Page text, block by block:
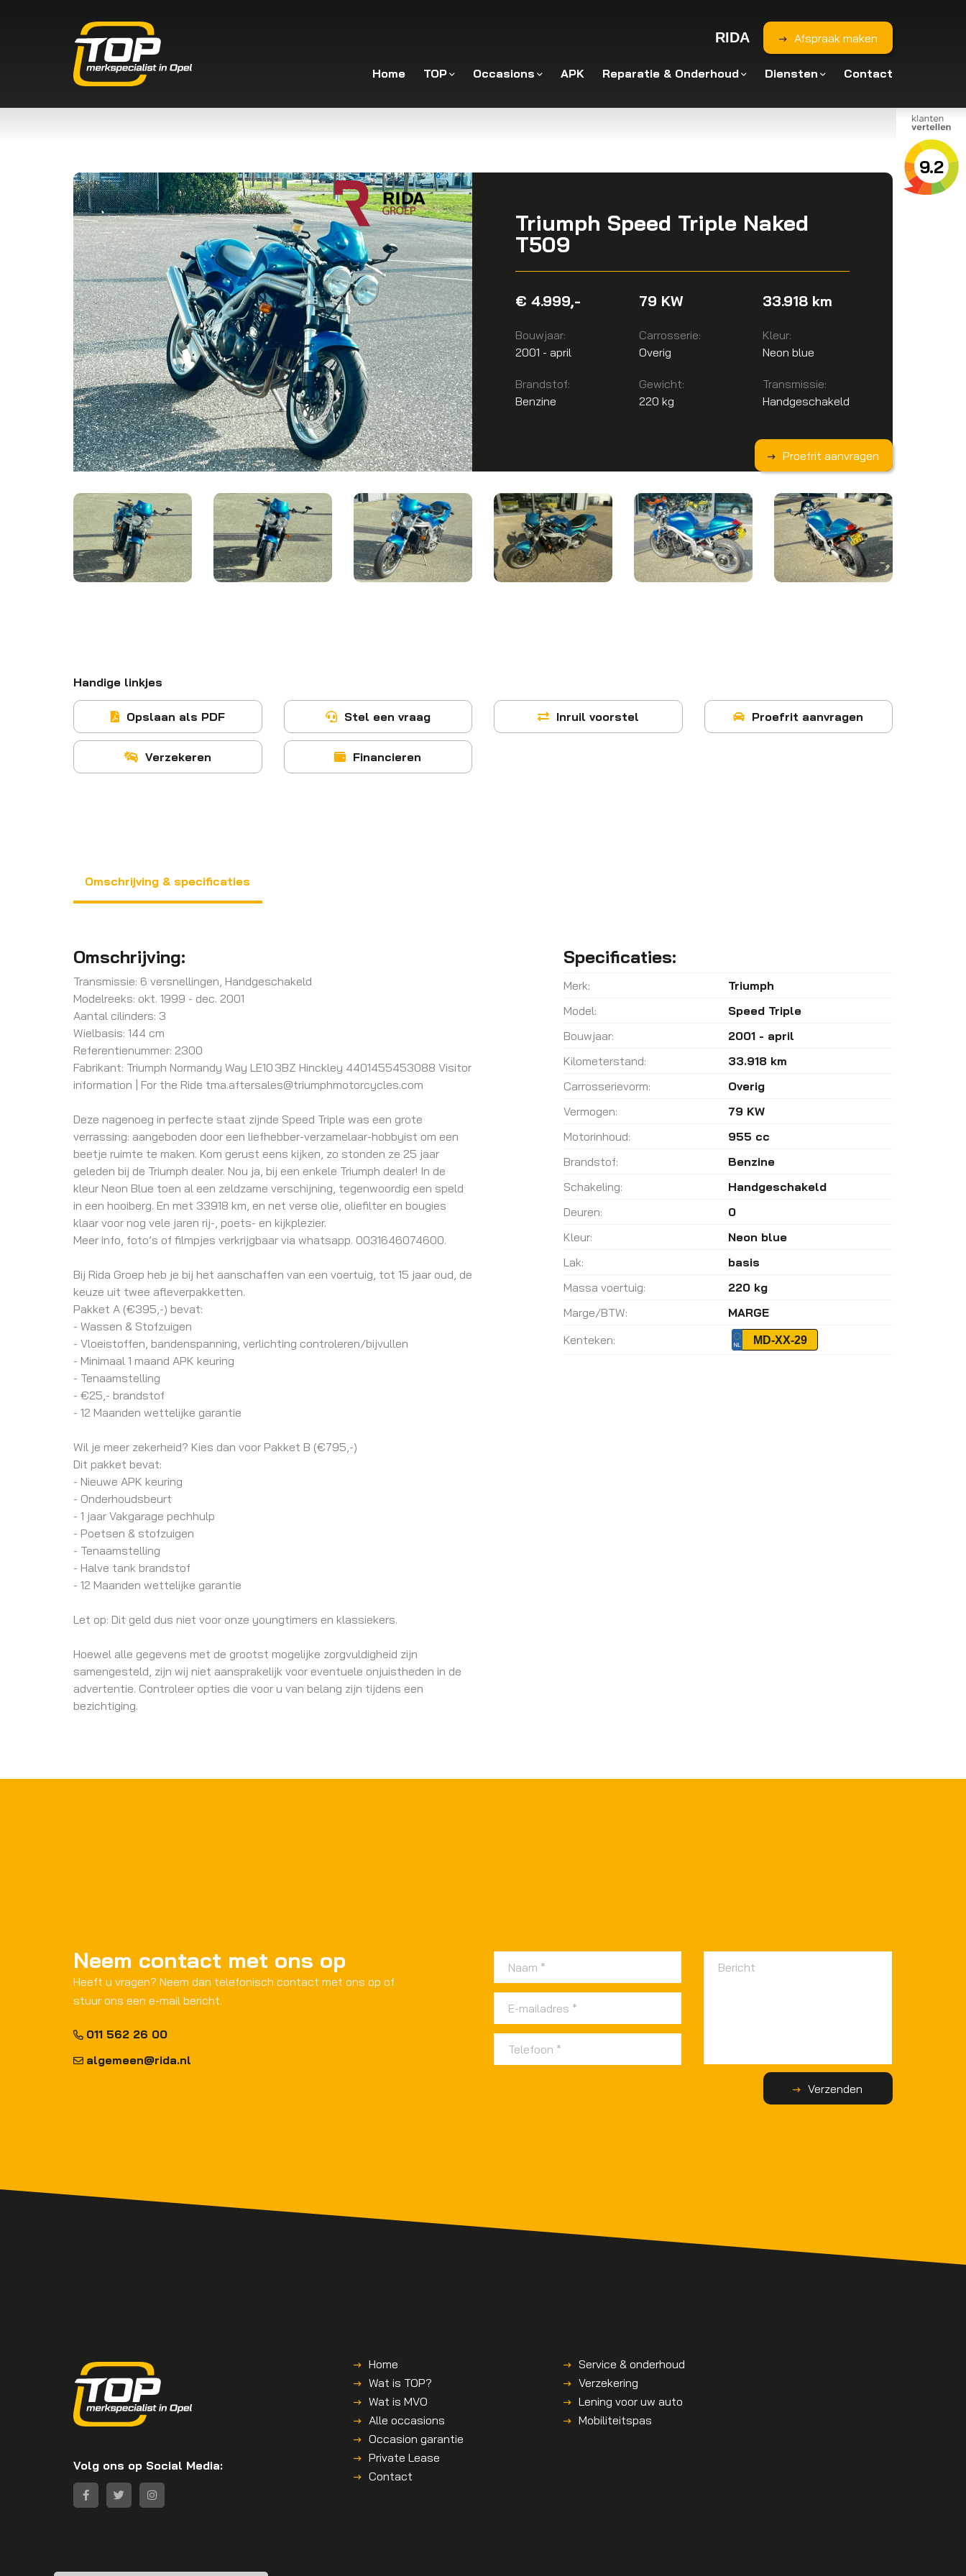
RIDA Afspraak maken
Home TOP Occasions APK Reparatie & Onderhoud Diensten Contact
9.2
Triumph Speed Triple Naked
T509
€ 4.999,- 79 KW 33.918 km
Bouwjaar:
2001 - april
Carrosserie:
Overig
Kleur:
Neon blue
Brandstof:
Benzine
Gewicht:
220 kg
Transmissie:
Handgeschakeld
Proefrit aanvragen
Handige linkjes
Opslaan als PDF Stel een vraag Inruil voorstel Proefrit aanvragen
Verzekeren Financieren
Omschrijving & specificaties
Omschrijving:
Transmissie: 6 versnellingen, Handgeschakeld
Modelreeks: okt. 1999 - dec. 2001
Aantal cilinders: 3
Wielbasis: 144 cm
Referentienummer: 2300
Fabrikant: Triumph Normandy Way LE10 3BZ Hinckley 4401455453088 Visitor
information | For the Ride tma.aftersales@triumphmotorcycles.com
Deze nagenoeg in perfecte staat zijnde Speed Triple was een grote
verrassing: aangeboden door een liefhebber-verzamelaar-hobbyist om een
beetje ruimte te maken. Kom gerust eens kijken, zo stonden ze 25 jaar
geleden bij de Triumph dealer. Nou ja, bij een enkele Triumph dealer! In de
kleur Neon Blue toen al een zeldzame verschijning, tegenwoordig een speld
in een hooiberg. En met 33918 km, en net verse olie, oliefilter en bougies
klaar voor nog vele jaren rij-, poets- en kijkplezier.
Meer info, foto’s of filmpjes verkrijgbaar via whatsapp. 0031646074600.
Bij Rida Groep heb je bij het aanschaffen van een voertuig, tot 15 jaar oud, de
keuze uit twee afleverpakketten.
Pakket A (€395,-) bevat:
- Wassen & Stofzuigen
- Vloeistoffen, bandenspanning, verlichting controleren/bijvullen
- Minimaal 1 maand APK keuring
- Tenaamstelling
- €25,- brandstof
- 12 Maanden wettelijke garantie
Wil je meer zekerheid? Kies dan voor Pakket B (€795,-)
Dit pakket bevat:
- Nieuwe APK keuring
- Onderhoudsbeurt
- 1 jaar Vakgarage pechhulp
- Poetsen & stofzuigen
- Tenaamstelling
- Halve tank brandstof
- 12 Maanden wettelijke garantie
Let op: Dit geld dus niet voor onze youngtimers en klassiekers.
Hoewel alle gegevens met de grootst mogelijke zorgvuldigheid zijn
samengesteld, zijn wij niet aansprakelijk voor eventuele onjuistheden in de
advertentie. Controleer opties die voor u van belang zijn tijdens een
bezichtiging.
Specificaties:
Merk:
Triumph
Model:
Speed Triple
Bouwjaar:
2001 - april
Kilometerstand:
33.918 km
Carrosserievorm:
Overig
Vermogen:
79 KW
Motorinhoud:
955 cc
Brandstof:
Benzine
Schakeling:
Handgeschakeld
Deuren:
0
Kleur:
Neon blue
Lak:
basis
Massa voertuig:
220 kg
Marge/BTW:
MARGE
Kenteken:
MD-XX-29
Neem contact met ons op
Heeft u vragen? Neem dan telefonisch contact met ons op of
stuur ons een e-mail bericht.
011 562 26 00
algemeen@rida.nl
Verzenden
Volg ons op Social Media:
Service & onderhoud
Verzekering
Lening voor uw auto
Mobiliteitspas
Home
Wat is TOP?
Wat is MVO
Alle occasions
Occasion garantie
Private Lease
Contact